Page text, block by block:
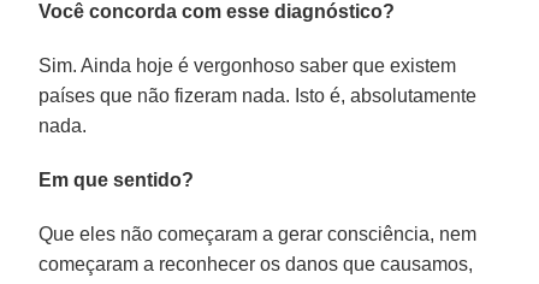
Você concorda com esse diagnóstico?
Sim. Ainda hoje é vergonhoso saber que existem
países que não fizeram nada. Isto é, absolutamente
nada.
Em que sentido?
Que eles não começaram a gerar consciência, nem
começaram a reconhecer os danos que causamos,